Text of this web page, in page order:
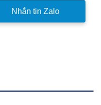
Nhắn tin Zalo